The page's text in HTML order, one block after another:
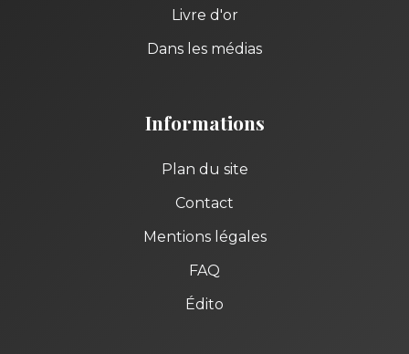
Livre d'or
Dans les médias
Informations
Plan du site
Contact
Mentions légales
FAQ
Édito